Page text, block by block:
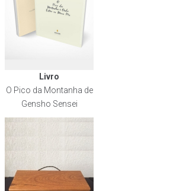
Livro
O Pico da Montanha de
Gensho Sensei